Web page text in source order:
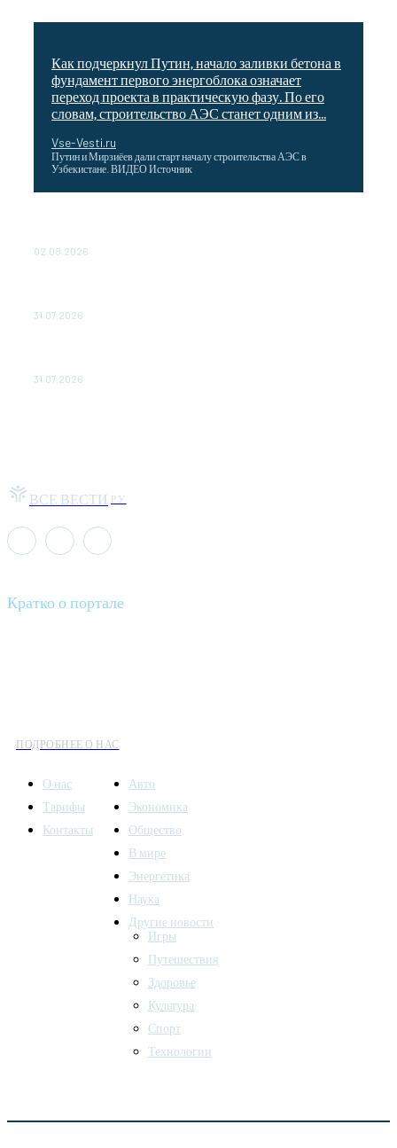
Как подчеркнул Путин, начало заливки бетона в
фундамент первого энергоблока означает
переход проекта в практическую фазу. По его
словам, строительство АЭС станет одним из...
Vse-Vesti.ru
Путин и Мирзиёев дали старт началу строительства АЭС в
Узбекистане. ВИДЕО Источник
02.08.2026
31.07.2026
31.07.2026
ВСЕ ВЕСТИ РУ
Кратко о портале
ПОДРОБНЕЕ О НАС
О нас
Тарифы
Контакты
Авто
Экономика
Общество
В мире
Энергетика
Наука
Другие новости
Игры
Путешествия
Здоровье
Культура
Спорт
Технологии